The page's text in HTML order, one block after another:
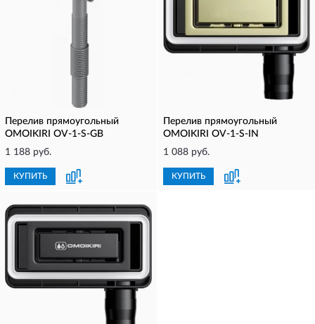
Перелив прямоугольный
OMOIKIRI OV-1-S-GB
1 188 руб.
КУПИТЬ
Перелив прямоугольный
OMOIKIRI OV-1-S-IN
1 088 руб.
КУПИТЬ